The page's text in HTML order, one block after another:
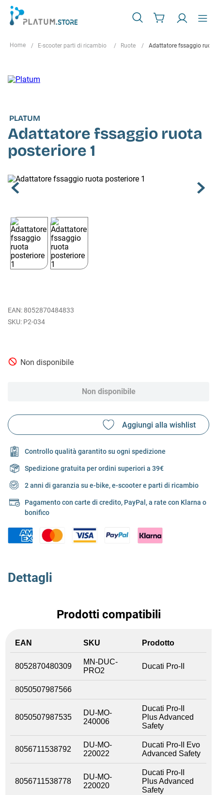
E-scooter parti di ricambio Ruote Adattatore fssaggio
PLATUM
Adattatore fssaggio ruota
posteriore 1
EAN: 8052870484833
P2-034
Non disponibile
Non disponibile
Controllo qualità garantito su ogni spedizione
Spedizione gratuita per ordini superiori a 39€
2 anni di garanzia su e-bike, e-scooter e parti di ricambio
Pagamento con carte di credito, PayPal, a rate con Klarna o
bonifico
Dettagli
Prodotti compatibili
EAN SKU Prodotto
8052870480309
MN-DUC-
PRO2
Ducati Pro-II
8050507987566
8050507987535
DU-MO-
240006
Ducati Pro-II
Plus Advanced
Safety
8056711538792
DU-MO-
220022
Ducati Pro-II Evo
Advanced Safety
8056711538778
DU-MO-
220020
Ducati Pro-II
Plus Advanced
Safety